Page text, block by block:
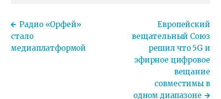
Радио «Орфей»
стало
медиаплатформой
Европейский
вещательный Союз
решил что 5G и
эфирное цифровое
вещание
совместимы в
одном диапазоне